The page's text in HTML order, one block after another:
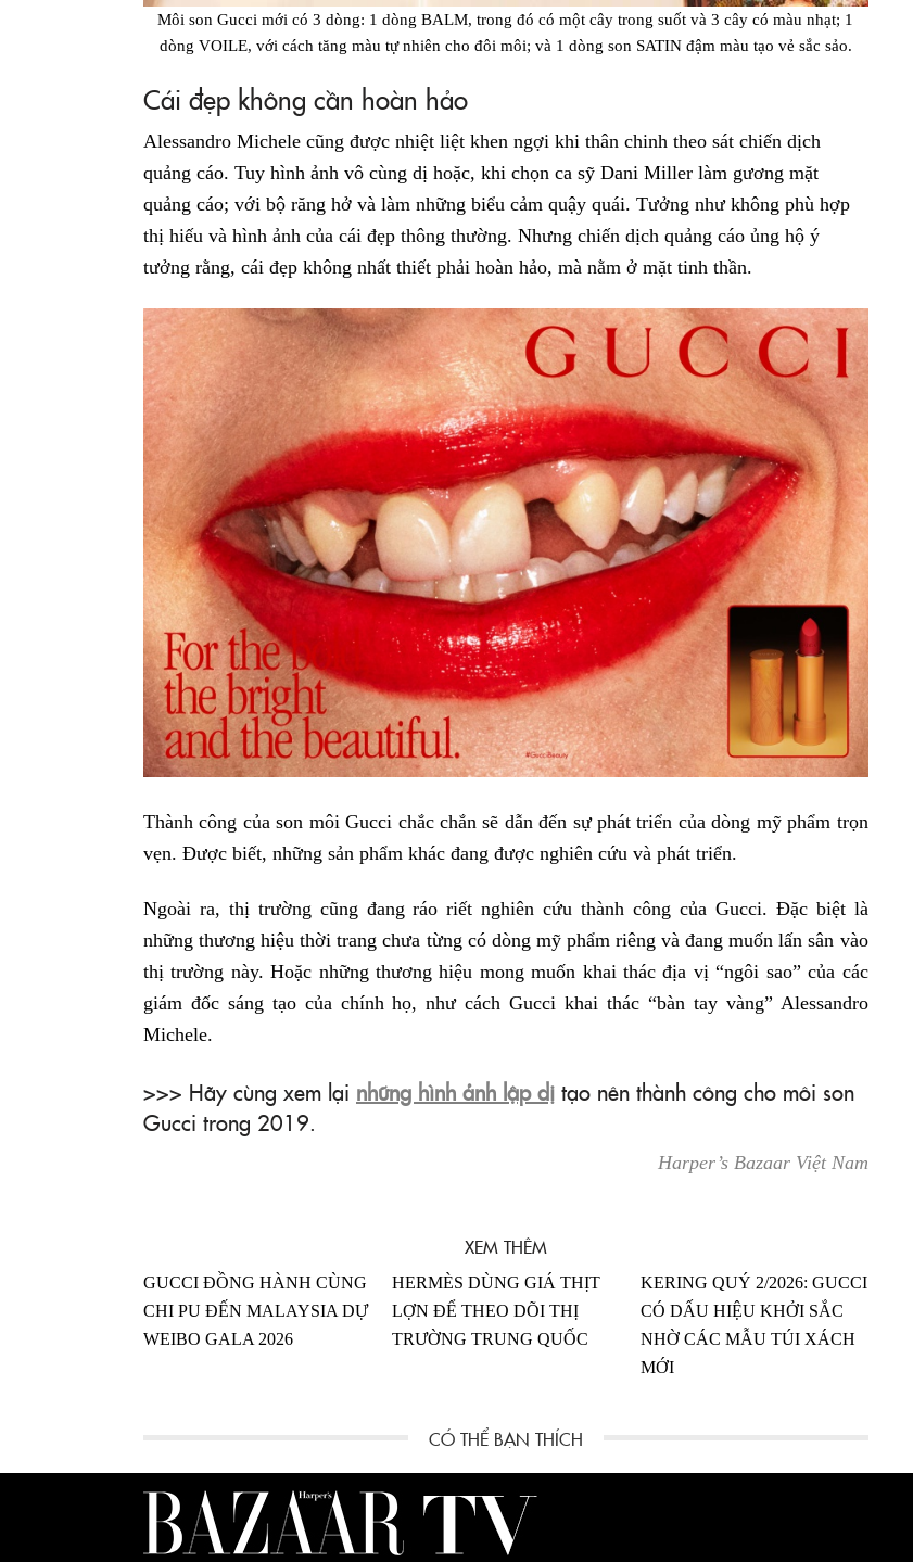
Môi son Gucci mới có 3 dòng: 1 dòng BALM, trong đó có một cây trong suốt và 3 cây có màu nhạt; 1
dòng VOILE, với cách tăng màu tự nhiên cho đôi môi; và 1 dòng son SATIN đậm màu tạo vẻ sắc sảo.
Cái đẹp không cần hoàn hảo
Alessandro Michele cũng được nhiệt liệt khen ngợi khi thân chinh theo sát chiến dịch
quảng cáo. Tuy hình ảnh vô cùng dị hoặc, khi chọn ca sỹ Dani Miller làm gương mặt
quảng cáo; với bộ răng hở và làm những biểu cảm quậy quái. Tưởng như không phù hợp
thị hiếu và hình ảnh của cái đẹp thông thường. Nhưng chiến dịch quảng cáo ủng hộ ý
tưởng rằng, cái đẹp không nhất thiết phải hoàn hảo, mà nằm ở mặt tinh thần.
Thành công của son môi Gucci chắc chắn sẽ dẫn đến sự phát triển của dòng mỹ phẩm trọn
vẹn. Được biết, những sản phẩm khác đang được nghiên cứu và phát triển.
Ngoài ra, thị trường cũng đang ráo riết nghiên cứu thành công của Gucci. Đặc biệt là
những thương hiệu thời trang chưa từng có dòng mỹ phẩm riêng và đang muốn lấn sân vào
thị trường này. Hoặc những thương hiệu mong muốn khai thác địa vị “ngôi sao” của các
giám đốc sáng tạo của chính họ, như cách Gucci khai thác “bàn tay vàng” Alessandro
Michele.
>>> Hãy cùng xem lại những hình ảnh lập dị tạo nên thành công cho môi son
Gucci trong 2019.
Harper’s Bazaar Việt Nam
XEM THÊM
GUCCI ĐỒNG HÀNH CÙNG
CHI PU ĐẾN MALAYSIA DỰ
WEIBO GALA 2026
HERMÈS DÙNG GIÁ THỊT
LỢN ĐỂ THEO DÕI THỊ
TRƯỜNG TRUNG QUỐC
KERING QUÝ 2/2026: GUCCI
CÓ DẤU HIỆU KHỞI SẮC
NHỜ CÁC MẪU TÚI XÁCH
MỚI